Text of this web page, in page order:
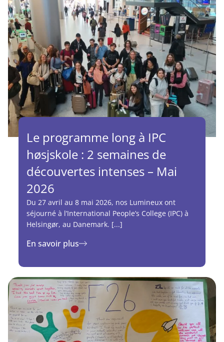
Le programme long à IPC
høsjskole : 2 semaines de
découvertes intenses – Mai
2026
Du 27 avril au 8 mai 2026, nos Lumineux ont
séjourné à l’International People’s College (IPC) à
Helsingør, au Danemark. [...]
En savoir plus